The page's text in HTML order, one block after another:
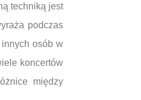
techniką jest
podczas
osób w
koncertów
między